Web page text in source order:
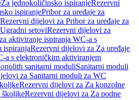
Za jednokoličinsko ispiranjeRezervni
ispiranjePribor za uređaje za
Rezervni dijelovi za Pribor za uređaje za
Ugradni setoviRezervni dijelovi za
aktiviranje ispiranja WC-a s
ispiranjaRezervni dijelovi za Za uređaje
a s elektroničkim aktiviranjem
sanitarni moduliSanitarni moduli
za Sanitarni moduli za WC
Rezervni dijelovi za Za konzolne
školjkeRezervni dijelovi za Za podne